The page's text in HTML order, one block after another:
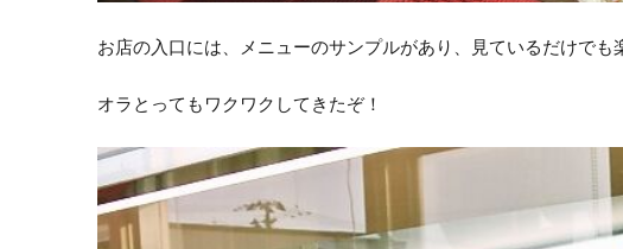
お店の入口には、メニューのサンプルがあり、見ているだけでも
オラとってもワクワクしてきたぞ！